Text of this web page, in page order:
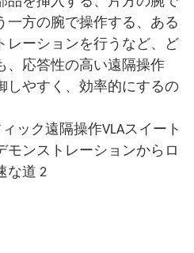
一方の腕で操作する、ある
レーションを行うなど、ど
、応答性の高い遠隔操作
しやすく、効率的にするの